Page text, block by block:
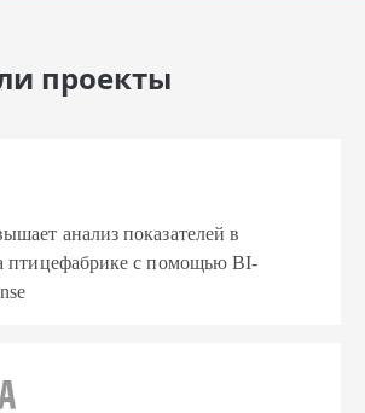
проекты
анализ показателей в
птицефабрике с помощью BI-